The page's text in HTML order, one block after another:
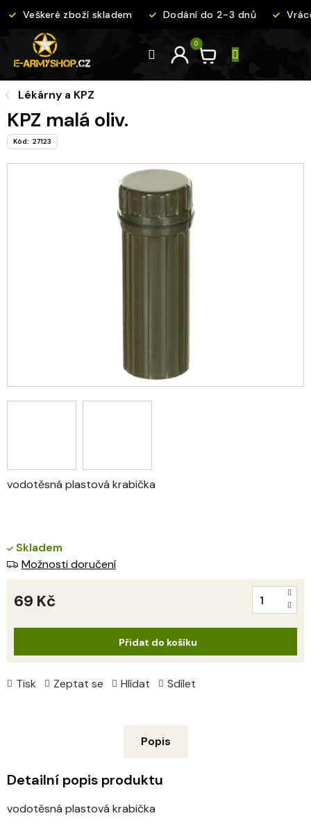
na
Veškeré zboží skladem Dodání do 2-3 dnů
Lékárny a KPZ
KPZ malá oliv.
Kód: 27123
vodotěsná plastová krabička
Tisk Zeptat se Hlídat Sdílet
Skladem
Možnosti doručení
69 Kč
Přidat do košíku
Popis
Detailní popis produktu
vodotěsná plastová krabička